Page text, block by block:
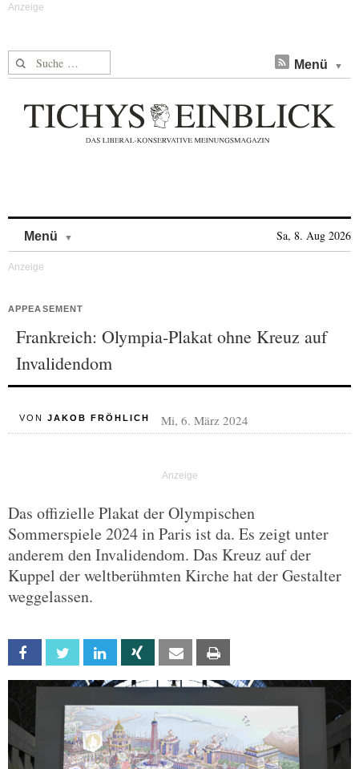
Suche nach: Menü
Menü Sa, 8. Aug 2026
APPEASEMENT
Frankreich: Olympia-Plakat ohne Kreuz auf
Invalidendom
VON JAKOB FRÖHLICH Mi, 6. März 2024
Das offizielle Plakat der Olympischen
Sommerspiele 2024 in Paris ist da. Es zeigt unter
anderem den Invalidendom. Das Kreuz auf der
Kuppel der weltberühmten Kirche hat der Gestalter
weggelassen.
Facebook Twitter Linkedin Xing Email